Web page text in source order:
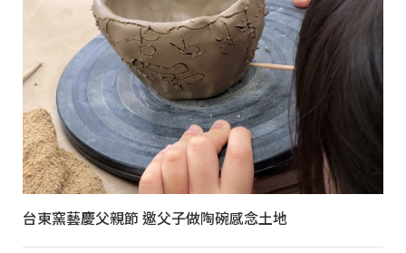
台東窯藝慶父親節 邀父子做陶碗感念土地